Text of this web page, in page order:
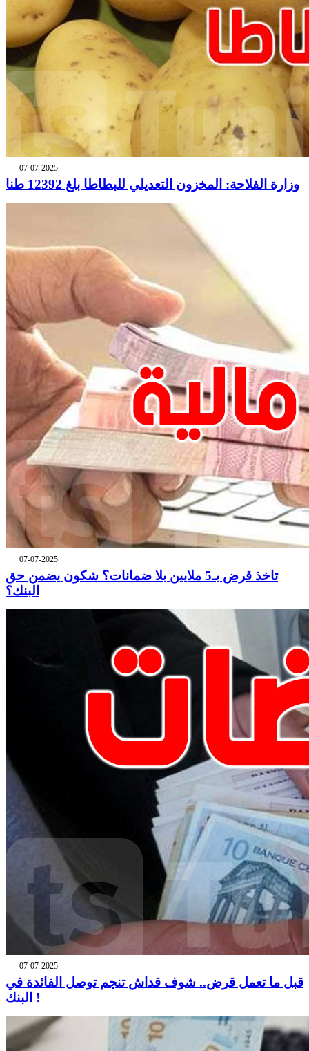
07-07-2025
وزارة الفلاحة: المخزون التعديلي للبطاطا بلغ 12392 طنا
07-07-2025
تاخذ قرض بـ5 ملايين بلا ضمانات؟ شكون يضمن حق
البنك؟
07-07-2025
قبل ما تعمل قرض.. شوف قداش تنجم توصل الفائدة في
البنك !